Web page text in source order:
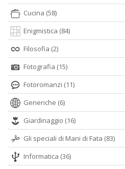
Cucina (58)
Enigmistica (84)
Filosofia (2)
Fotografia (15)
Fotoromanzi (11)
Generiche (6)
Giardinaggio (16)
Gli speciali di Mani di Fata (83)
Informatica (36)